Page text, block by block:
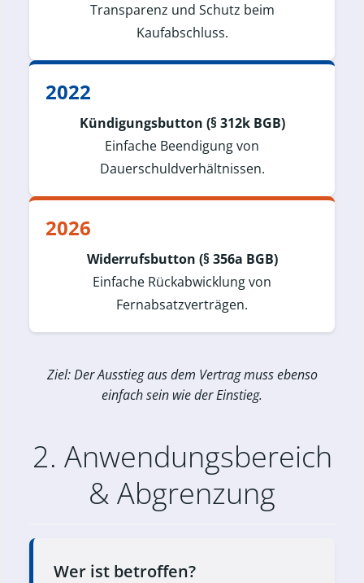
Transparenz und Schutz beim
Kaufabschluss.
2022
Kündigungsbutton (§ 312k BGB)
Einfache Beendigung von
Dauerschuldverhältnissen.
2026
Widerrufsbutton (§ 356a BGB)
Einfache Rückabwicklung von
Fernabsatzverträgen.
Ziel: Der Ausstieg aus dem Vertrag muss ebenso
einfach sein wie der Einstieg.
2. Anwendungsbereich
& Abgrenzung
Wer ist betroffen?